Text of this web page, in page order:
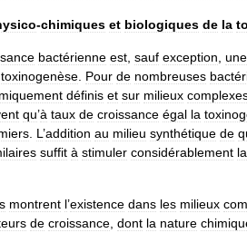
-chimiques et biologiques de la
bactérienne est sauf exception une
toxinogenèse Pour de nombreuses
définis et sur milieux
qu’à taux de croissance égal la
L ’addition au milieu synthétique de
suffit à stimuler considérablement la
montrent l’existence dans les milieux
de croissance dont la nature